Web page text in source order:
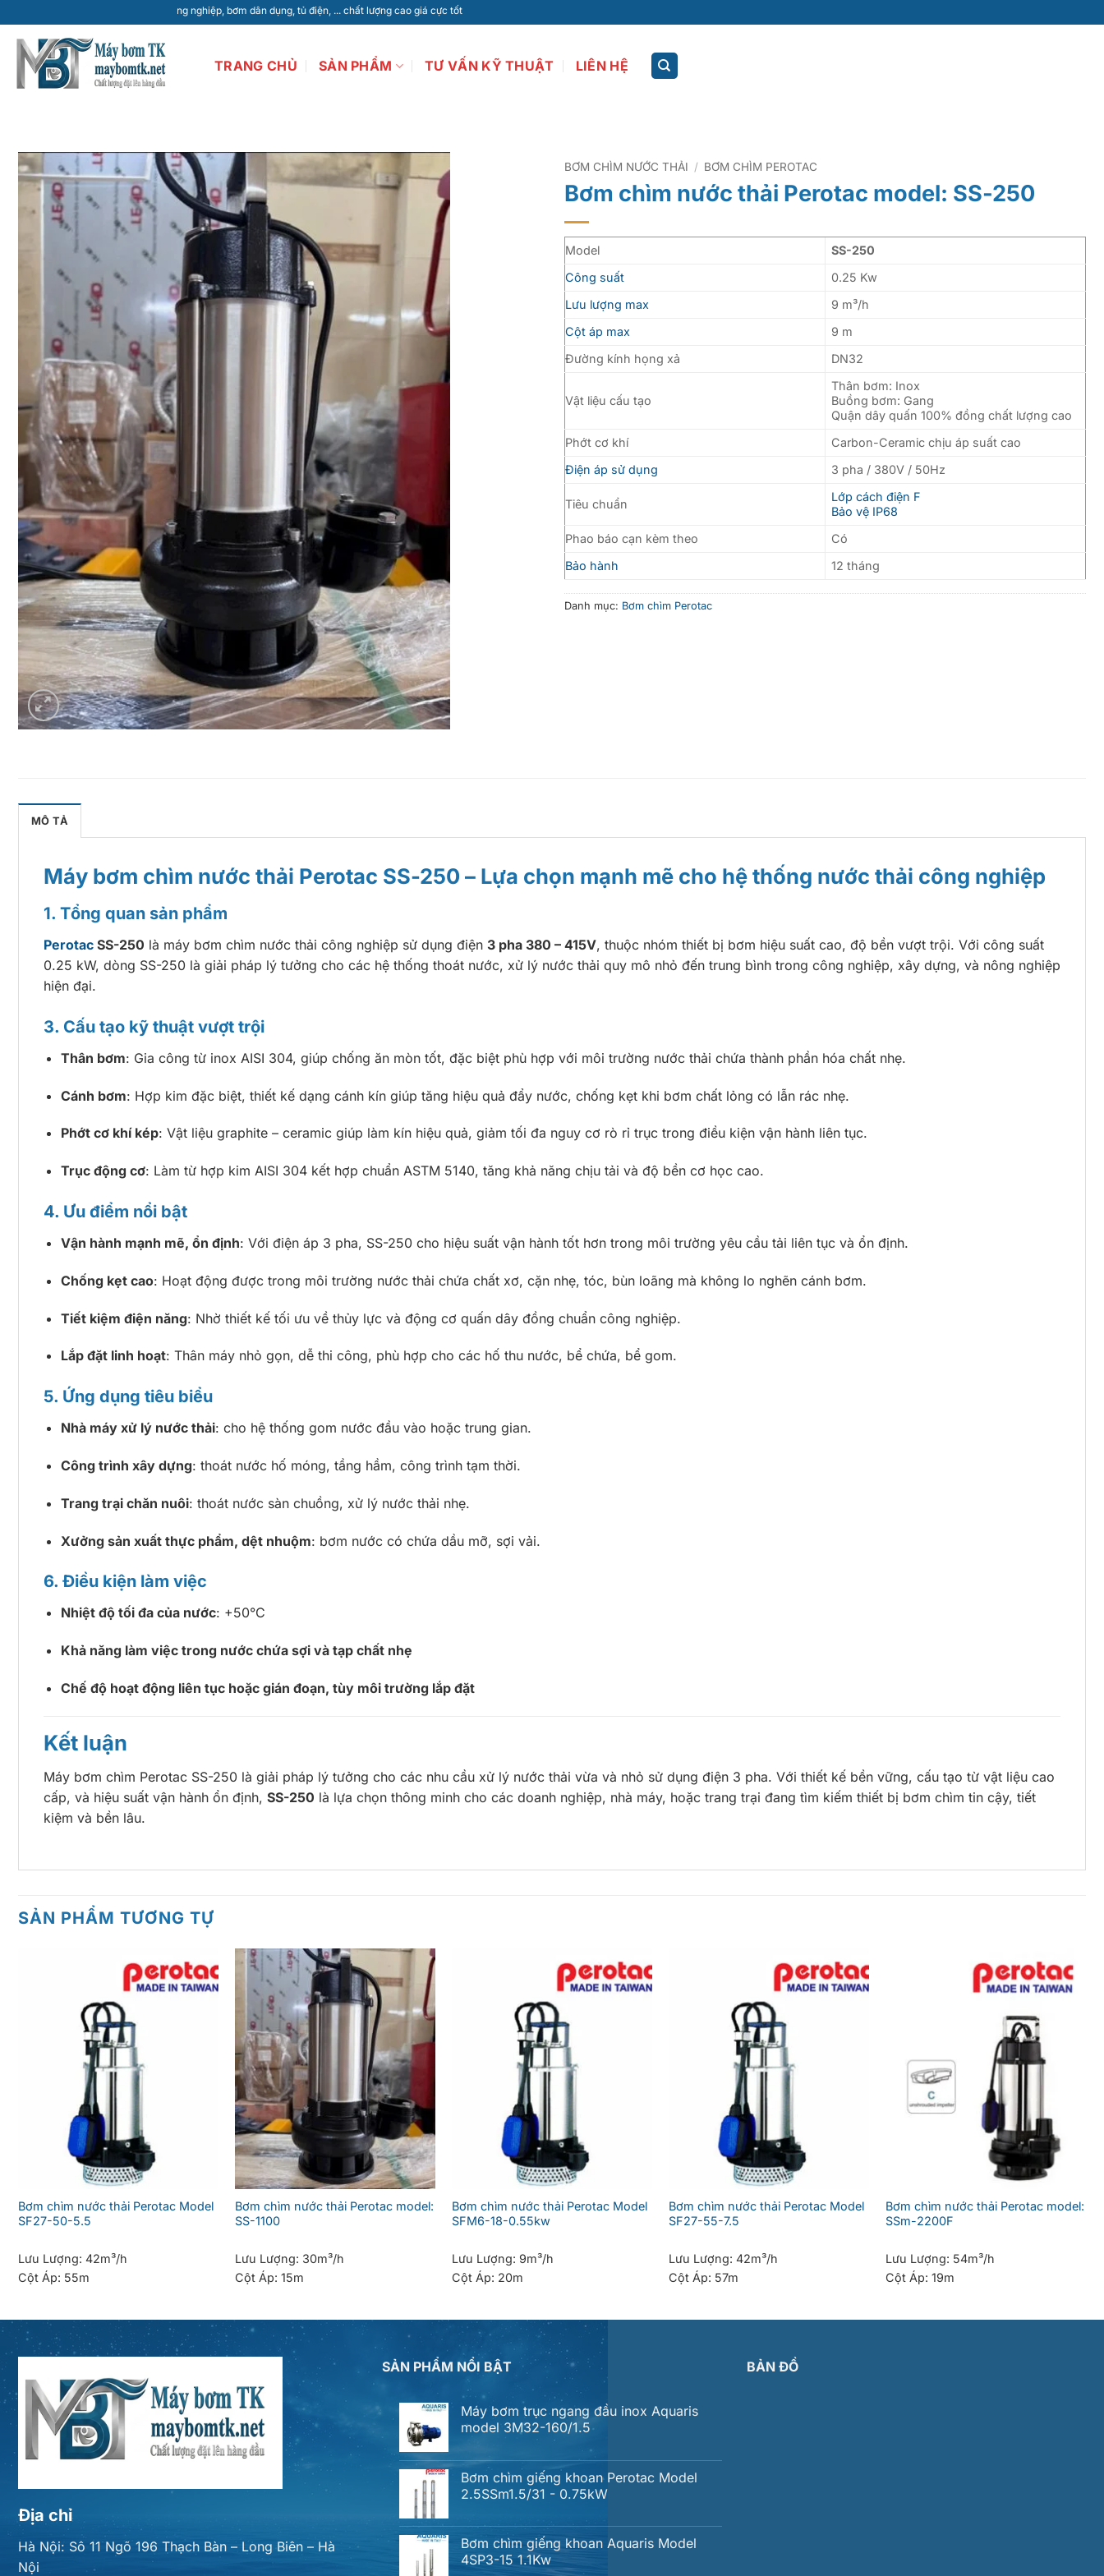
qua
dung
máy thổi khí, bơm công nghiệp, bơm dân dụng, tủ điện, ... chất lượng cao giá cực tốt
TRANG CHỦ SẢN PHẨM TƯ VẤN KỸ THUẬT LIÊN HỆ
BƠM CHÌM NƯỚC THẢI / BƠM CHÌM PEROTAC
Bơm chìm nước thải Perotac model: SS-250
Model
SS-250
Công suất
0.25 Kw
Lưu lượng max
9 m³/h
Cột áp max
9 m
Đường kính họng xả
DN32
Vật liệu cấu tạo
Thân bơm: Inox
Buồng bơm: Gang
Quận dây quấn 100% đồng chất lượng cao
Phớt cơ khí
Carbon-Ceramic chịu áp suất cao
Điện áp sử dụng
3 pha / 380V / 50Hz
Tiêu chuẩn
Lớp cách điện F
Bảo vệ IP68
Phao báo cạn kèm theo
Có
Bảo hành
12 tháng
Danh mục: Bơm chìm Perotac
MÔ TẢ
Máy bơm chìm nước thải Perotac SS-250 – Lựa chọn mạnh mẽ cho hệ thống nước thải công nghiệp
1. Tổng quan sản phẩm
Perotac SS-250 là máy bơm chìm nước thải công nghiệp sử dụng điện 3 pha 380 – 415V, thuộc nhóm thiết bị bơm hiệu suất cao, độ bền vượt trội. Với công suất
0.25 kW, dòng SS-250 là giải pháp lý tưởng cho các hệ thống thoát nước, xử lý nước thải quy mô nhỏ đến trung bình trong công nghiệp, xây dựng, và nông nghiệp
hiện đại.
3. Cấu tạo kỹ thuật vượt trội
Thân bơm: Gia công từ inox AISI 304, giúp chống ăn mòn tốt, đặc biệt phù hợp với môi trường nước thải chứa thành phần hóa chất nhẹ.
Cánh bơm: Hợp kim đặc biệt, thiết kế dạng cánh kín giúp tăng hiệu quả đẩy nước, chống kẹt khi bơm chất lỏng có lẫn rác nhẹ.
Phớt cơ khí kép: Vật liệu graphite – ceramic giúp làm kín hiệu quả, giảm tối đa nguy cơ rò rỉ trục trong điều kiện vận hành liên tục.
Trục động cơ: Làm từ hợp kim AISI 304 kết hợp chuẩn ASTM 5140, tăng khả năng chịu tải và độ bền cơ học cao.
4. Ưu điểm nổi bật
Vận hành mạnh mẽ, ổn định: Với điện áp 3 pha, SS-250 cho hiệu suất vận hành tốt hơn trong môi trường yêu cầu tải liên tục và ổn định.
Chống kẹt cao: Hoạt động được trong môi trường nước thải chứa chất xơ, cặn nhẹ, tóc, bùn loãng mà không lo nghẽn cánh bơm.
Tiết kiệm điện năng: Nhờ thiết kế tối ưu về thủy lực và động cơ quấn dây đồng chuẩn công nghiệp.
Lắp đặt linh hoạt: Thân máy nhỏ gọn, dễ thi công, phù hợp cho các hố thu nước, bể chứa, bể gom.
5. Ứng dụng tiêu biểu
Nhà máy xử lý nước thải: cho hệ thống gom nước đầu vào hoặc trung gian.
Công trình xây dựng: thoát nước hố móng, tầng hầm, công trình tạm thời.
Trang trại chăn nuôi: thoát nước sàn chuồng, xử lý nước thải nhẹ.
Xưởng sản xuất thực phẩm, dệt nhuộm: bơm nước có chứa dầu mỡ, sợi vải.
6. Điều kiện làm việc
Nhiệt độ tối đa của nước: +50°C
Khả năng làm việc trong nước chứa sợi và tạp chất nhẹ
Chế độ hoạt động liên tục hoặc gián đoạn, tùy môi trường lắp đặt
Kết luận
Máy bơm chìm Perotac SS-250 là giải pháp lý tưởng cho các nhu cầu xử lý nước thải vừa và nhỏ sử dụng điện 3 pha. Với thiết kế bền vững, cấu tạo từ vật liệu cao
cấp, và hiệu suất vận hành ổn định, SS-250 là lựa chọn thông minh cho các doanh nghiệp, nhà máy, hoặc trang trại đang tìm kiếm thiết bị bơm chìm tin cậy, tiết
kiệm và bền lâu.
SẢN PHẨM TƯƠNG TỰ
Bơm chìm nước thải Perotac Model
SF27-50-5.5
Lưu Lượng: 42m³/h
Cột Áp: 55m
Bơm chìm nước thải Perotac model:
SS-1100
Lưu Lượng: 30m³/h
Cột Áp: 15m
Bơm chìm nước thải Perotac Model
SFM6-18-0.55kw
Lưu Lượng: 9m³/h
Cột Áp: 20m
Bơm chìm nước thải Perotac Model
SF27-55-7.5
Lưu Lượng: 42m³/h
Cột Áp: 57m
Bơm chìm nước thải Perotac model:
SSm-2200F
Lưu Lượng: 54m³/h
Cột Áp: 19m
Địa chỉ
Hà Nội: Sô 11 Ngõ 196 Thạch Bàn – Long Biên – Hà
Nội
SẢN PHẨM NỔI BẬT
Máy bơm trục ngang đầu inox Aquaris
model 3M32-160/1.5
Bơm chìm giếng khoan Perotac Model
2.5SSm1.5/31 - 0.75kW
Bơm chìm giếng khoan Aquaris Model
4SP3-15 1.1Kw
BẢN ĐỒ